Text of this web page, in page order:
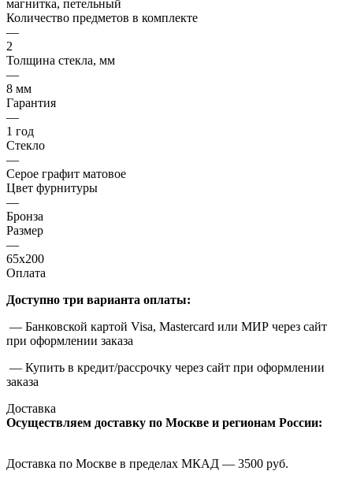
магнитка, петельный
Количество предметов в комплекте
—
2
Толщина стекла, мм
—
8 мм
Гарантия
—
1 год
Стекло
—
Серое графит матовое
Цвет фурнитуры
—
Бронза
Размер
—
65x200
Оплата
Доступно три варианта оплаты:
— Банковской картой Visa, Mastercard или МИР через сайт
при оформлении заказа
— Купить в кредит/рассрочку через сайт при оформлении
заказа
Доставка
Осуществляем доставку по Москве и регионам России:
Доставка по Москве в пределах МКАД — 3500 руб.